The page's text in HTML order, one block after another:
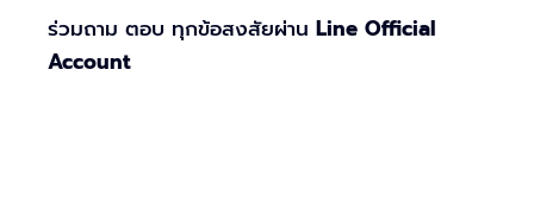
ร่วมถาม ตอบ ทุกข้อสงสัยผ่าน Line Official
Account